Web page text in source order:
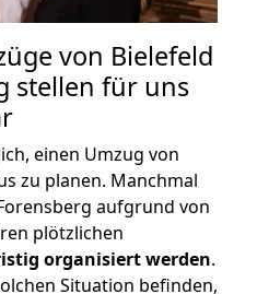
von Bielefeld
stellen für uns
einen Umzug von
zu planen. Manchmal
aufgrund von
plötzlichen
organisiert werden.
Situation befinden,